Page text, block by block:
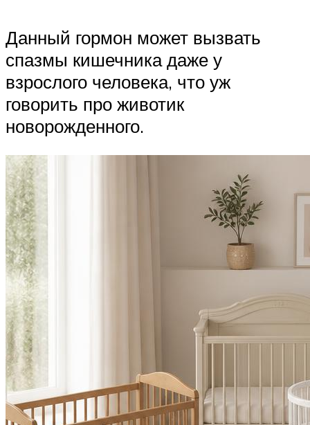
Данный гормон может вызвать
спазмы кишечника даже у
взрослого человека, что уж
говорить про животик
новорожденного.